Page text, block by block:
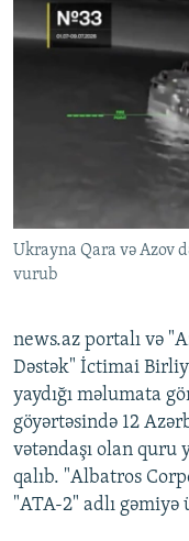
Ukrayna Qara və Azov
vurub
news.az portalı və
Dəstək" İctimai
yaydığı məlumata
göyərtəsində 12
vətəndaşı olan quru
qalıb. "Albatros
"ATA-2" adlı